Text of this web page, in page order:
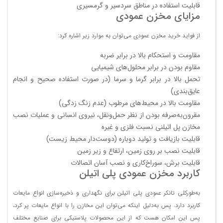
1131572
مخزن 10000 لیتری
عمودی
230
272
3731571
عمودی بلند
204
335
296
1131581
مخزن 12000 لیتری
عمودی
232
1231591
مخزن 14000 لیتری 302
231
175
دانلود
1131601
مخزن 15000 لیتری
عمودی
255
335
283
فایل
1131621
مخزن 20000 لیتری
عمودی
305
1131623
مخزن 20000 لیتری
عمودی بلند
260
409
مخزن 25000 لیتری
عمودی
فایل
1131642
مخزن 30000 لیتری
عمودی
302.5
453
405
دانلود
فایل
قابلیت استفاده در مناطق سردسیر و گرمسیری
مزایای مخزن عمودی
از فواید خرید مخزن عمودی می‌توان به موارد زیر اشاره کرد:
مقاومت و استحکام بالا در برابر ضربه
مقاوم بودن در برابر محلول‌های شیمیایی
تحمل بالا در برابر گرما و سرما (در صورت استفاده صحیح و انجام
عایق‌بندی)
مقاومت بالا در محیط‌های مرطوب (عدم زنگ زدگی)
مقرون‌به‌صرفه بودن از نظر حمل‌ونقل، نیروی انسانی و عملیات نصب
مخازن پل اتیلنی نسبت فلزی و غیره
قابلیت بازیافت و تولید دوباره (دوست‌دار محیط زیست)
قابلیت نصب بر روی زمین، ارتفاع و زیر زمین
قابلیت برش، سوراخ‌کاری و نصب آسان اتصالات
کاربرد مخزن عمودی پلی اتیلن
به‌طورکلی تانکر عمودی پلی اتیلن برای نگهداری و ذخیره‌سازی انواع مایعات
کاربرد دارد. پس به‌دلیل اینکه می‌توان این مخازن را با انواع مایعات پر کرد،
پس این امکان هست که از این محصولات پلاستیکی برای صنایع مختلف